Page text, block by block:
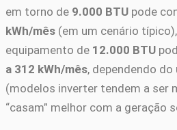
em torno de 9.000 BTU pode
kWh/mês (em um cenário
equipamento de 12.000 BTU
a 312 kWh/mês, dependendo
(modelos inverter tendem a ser
“casam” melhor com a geração